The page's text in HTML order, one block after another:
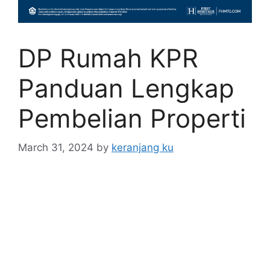
DP Rumah KPR
Panduan Lengkap
Pembelian Properti
March 31, 2024 by keranjang ku